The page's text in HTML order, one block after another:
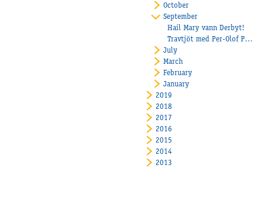
October
September
Hail Mary vann Derbyt!
Travtjöt med Per-Olof Pettersson
July
March
February
January
2019
2018
2017
2016
2015
2014
2013